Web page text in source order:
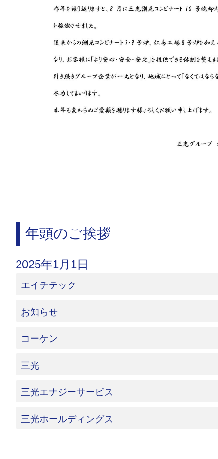
年頭のご挨拶
2025年1月1日
エイチテック
お知らせ
コーケン
三光
三光エナジーサービス
三光ホールディングス